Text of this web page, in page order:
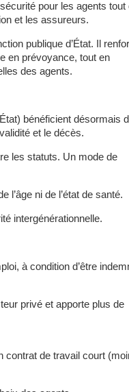
pour les agents tout
et les assureurs.
publique d’État. Il
en prévoyance, tout en
des agents.
bénéficient désormais
et le décès.
les statuts. Un mode de
l’âge ni de l’état de santé.
intergénérationnelle.
à condition d’être
privé et apporte plus de
contrat de travail court